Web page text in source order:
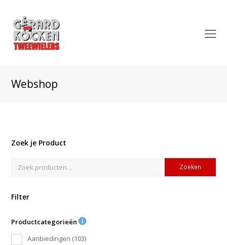
Webshop
Zoek je Product
Zoeken
Filter
Productcategorieën
Aanbiedingen (103)